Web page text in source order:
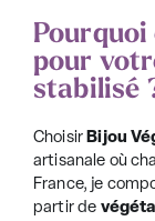
pour
stabilisé
Choisir Bijou
artisanale où
France, je
partir de